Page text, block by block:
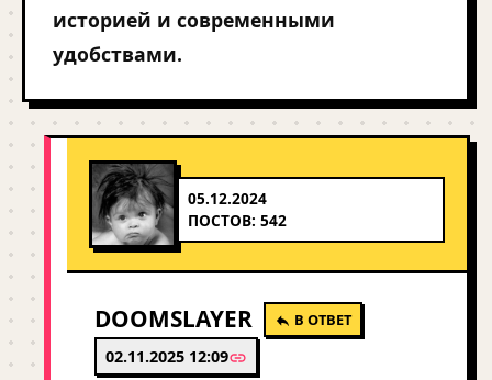
историей и современными
удобствами.
05.12.2024
ПОСТОВ: 542
DOOMSLAYER В ОТВЕТ
02.11.2025 12:09